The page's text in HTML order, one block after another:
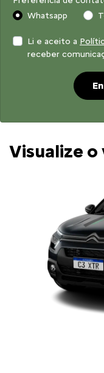
Whatsapp
Li e aceito a
receber
Visualize o